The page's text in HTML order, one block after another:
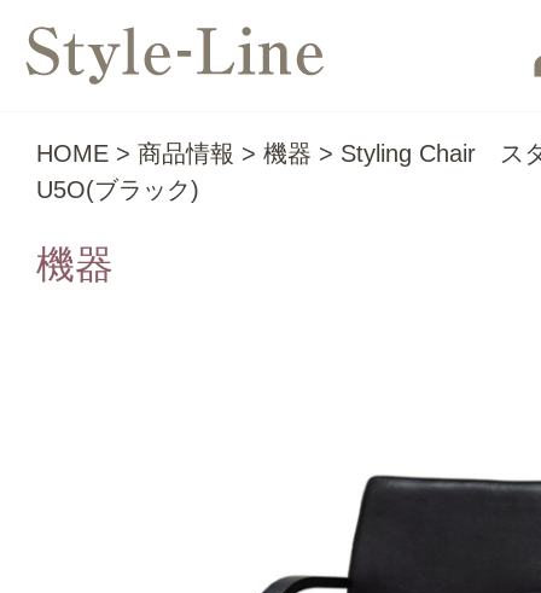
HOME > 商品情報 > 機器 > Styling Chair ス
U5O(ブラック)
機器